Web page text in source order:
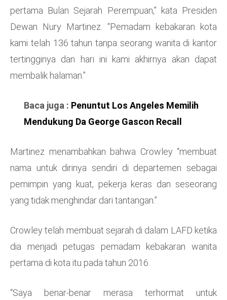
pertama Bulan Sejarah Perempuan,” kata Presiden
Dewan Nury Martinez. “Pemadam kebakaran kota
kami telah 136 tahun tanpa seorang wanita di kantor
tertingginya dan hari ini kami akhirnya akan dapat
membalik halaman.”
Baca juga : Penuntut Los Angeles Memilih
Mendukung Da George Gascon Recall
Martinez menambahkan bahwa Crowley “membuat
nama untuk dirinya sendiri di departemen sebagai
pemimpin yang kuat, pekerja keras dan seseorang
yang tidak menghindar dari tantangan.”
Crowley telah membuat sejarah di dalam LAFD ketika
dia menjadi petugas pemadam kebakaran wanita
pertama di kota itu pada tahun 2016.
“Saya benar-benar merasa terhormat untuk